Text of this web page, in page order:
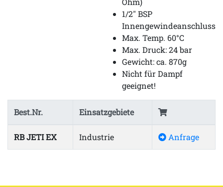
1/2" BSP
Innengewindeanschluss
Max. Temp. 60°C
Max. Druck: 24 bar
Gewicht: ca. 870g
Nicht für Dampf
geeignet!
Best.Nr. Einsatzgebiete
RB JETI EX Industrie Anfrage